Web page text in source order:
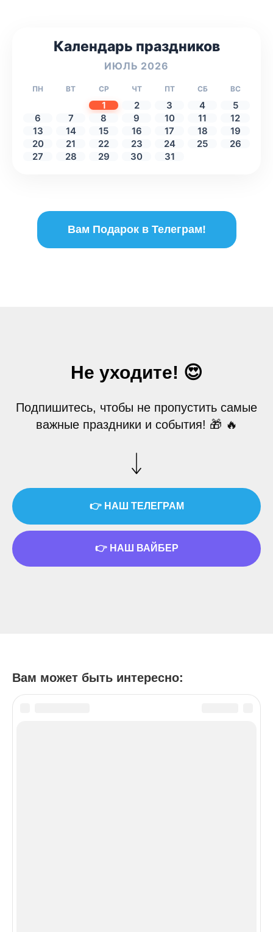
Календарь праздников
ИЮЛЬ 2026
ПН ВТ СР ЧТ ПТ СБ ВС
1 2 3 4
5
6
7 8 9 10 11
12
13
14 15 16 17 18
19
20
21 22 23 24 25
26
27
28 29 30 31
Вам Подарок в Телеграм!
Не уходите! 😍
Подпишитесь, чтобы не пропустить самые
важные праздники и события! 🎁 🔥
👉 НАШ ТЕЛЕГРАМ
👉 НАШ ВАЙБЕР
Вам может быть интересно: